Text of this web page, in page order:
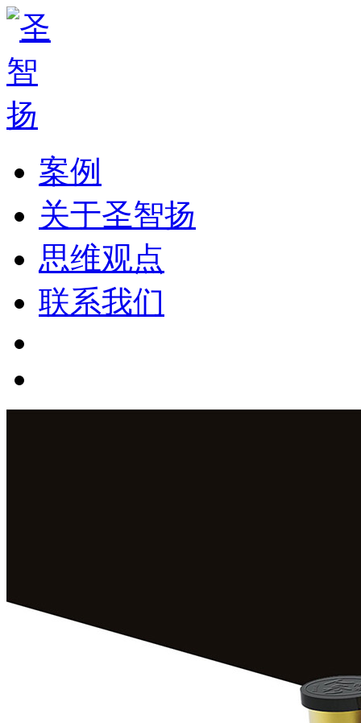
案例
关于圣智扬
思维观点
联系我们